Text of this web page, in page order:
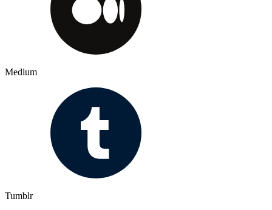
Medium
Tumblr